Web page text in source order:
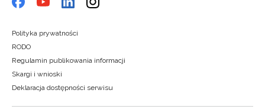
Polityka prywatności
RODO
Regulamin publikowania informacji
Skargi i wnioski
Deklaracja dostępności serwisu